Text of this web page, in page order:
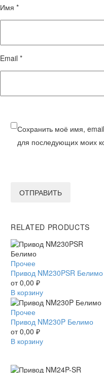
Имя *
Email *
Сохранить моё имя,
для последующих моих
ОТПРАВИТЬ
RELATED PRODUCTS
Привод
NM230PSR
Белимо
Прочее
Привод NM230PSR Белимо
от0,00 ₽
В корзину
Привод
NM230P
Белимо
Прочее
Привод NM230P Белимо
от0,00 ₽
В корзину